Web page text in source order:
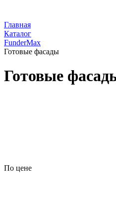
Главная
Каталог
FunderMax
Готовые фасады
Готовые
По цене